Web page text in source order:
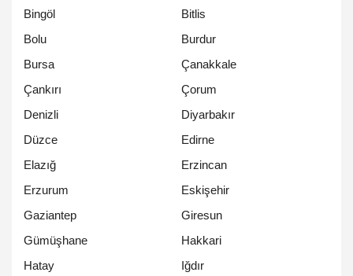
Bingöl
Bitlis
Bolu
Burdur
Bursa
Çanakkale
Çankırı
Çorum
Denizli
Diyarbakır
Düzce
Edirne
Elazığ
Erzincan
Erzurum
Eskişehir
Gaziantep
Giresun
Gümüşhane
Hakkari
Hatay
Iğdır